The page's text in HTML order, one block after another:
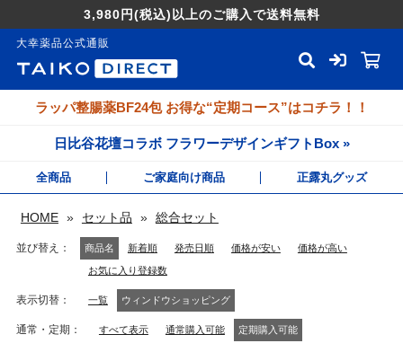
3,980円(税込) 以上のご購入で送料無料
大幸薬品公式通販
ラッパ整腸薬BF24包 お得な“定期コース”はコチラ！！
日比谷花壇コラボ フラワーデザインギフトBox »
全商品 ご家庭向け商品 正露丸グッズ
HOME » セット品 » 総合セット
並び替え 商品名 新着順 発売日順 価格が安い 価格が高い
お気に入り登録数
表示切替 一覧 ウィンドウショッピング
通常・定期 すべて表示 通常購入可能 定期購入可能